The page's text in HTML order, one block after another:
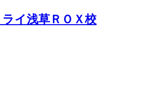
イ浅草ＲＯＸ校